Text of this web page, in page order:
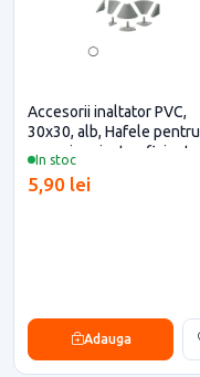
In stoc
Accesorii inaltator PVC,
30x30, alb, Hafele pentru
casa si proiecte eficiente
5,90 lei
Adauga